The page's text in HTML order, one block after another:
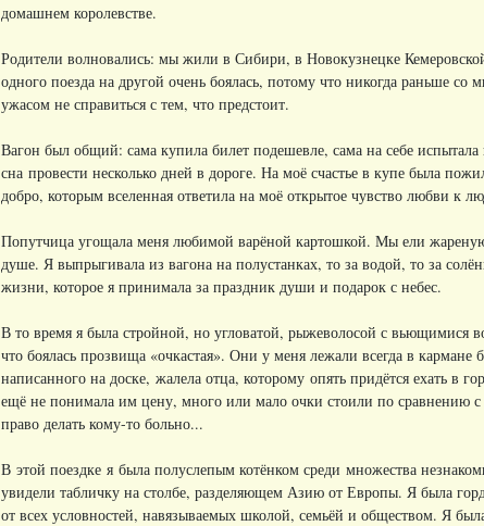
домашнем королевстве.
Родители волновались: мы жили в Сибири, в Новокузнецке
одного поезда на другой очень боялась, потому что никогда раньше со
ужасом не справиться с тем, что предстоит.
Вагон был общий: сама купила билет подешевле, сама на себе
сна провести несколько дней в дороге. На моё счастье в купе была
добро, которым вселенная ответила на моё открытое чувство любви к
Попутчица угощала меня любимой варёной картошкой. Мы ели
душе. Я выпрыгивала из вагона на полустанках, то за водой, то за
жизни, которое я принимала за праздник души и подарок с небес.
В то время я была стройной, но угловатой, рыжеволосой с вьющимися
что боялась прозвища «очкастая». Они у меня лежали всегда в кармане
написанного на доске, жалела отца, которому опять придётся ехать
ещё не понимала им цену, много или мало очки стоили по сравнению с
право делать кому-то больно...
В этой поездке я была полуслепым котёнком среди множества
увидели табличку на столбе, разделяющем Азию от Европы. Я была
от всех условностей, навязываемых школой, семьёй и обществом. Я